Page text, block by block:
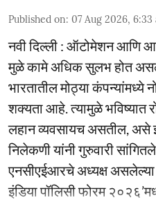
Published on: 07 Aug 2026, 6:33
नवी दिल्ली : ऑटोमेशन आणि
मुळे कामे अधिक सुलभ होत
भारतातील मोठ्या कंपन्यांमध्ये
शक्यता आहे. त्यामुळे भविष्यात
लहान व्यवसायच असतील,
निलेकणी यांनी गुरुवारी सांगितले.
एनसीएईआरचे अध्यक्ष असलेल्या
इंडिया पॉलिसी फोरम